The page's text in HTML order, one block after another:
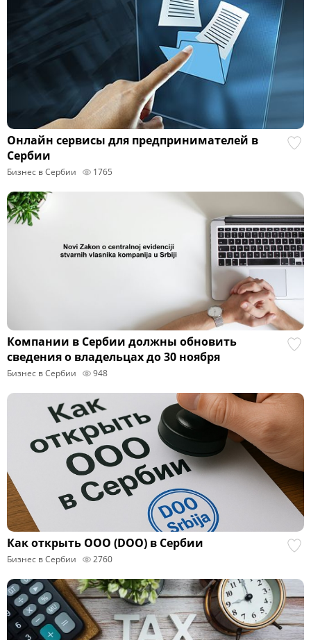
Онлайн сервисы для предпринимателей в
Сербии
Бизнес в Сербии 1765
Компании в Сербии должны обновить
сведения о владельцах до 30 ноября
Бизнес в Сербии 948
Как открыть ООО (DOO) в Сербии
Бизнес в Сербии 2760